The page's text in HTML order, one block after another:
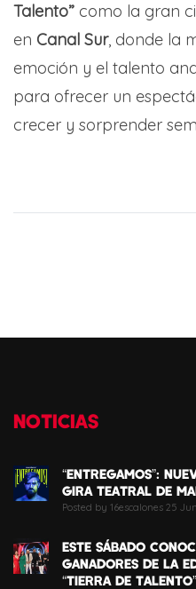
Talento” como la gran
en Canal Sur, donde la
emoción y el talento
para ofrecer un
crecer y sorprender
NOTICIAS
“ENTREGAMOS”:
GIRA TEATRAL DE
Posted by 16escalones 25 Jun
ESTE SÁBADO
GANADORES DE LA
“TIERRA DE TALENTO”